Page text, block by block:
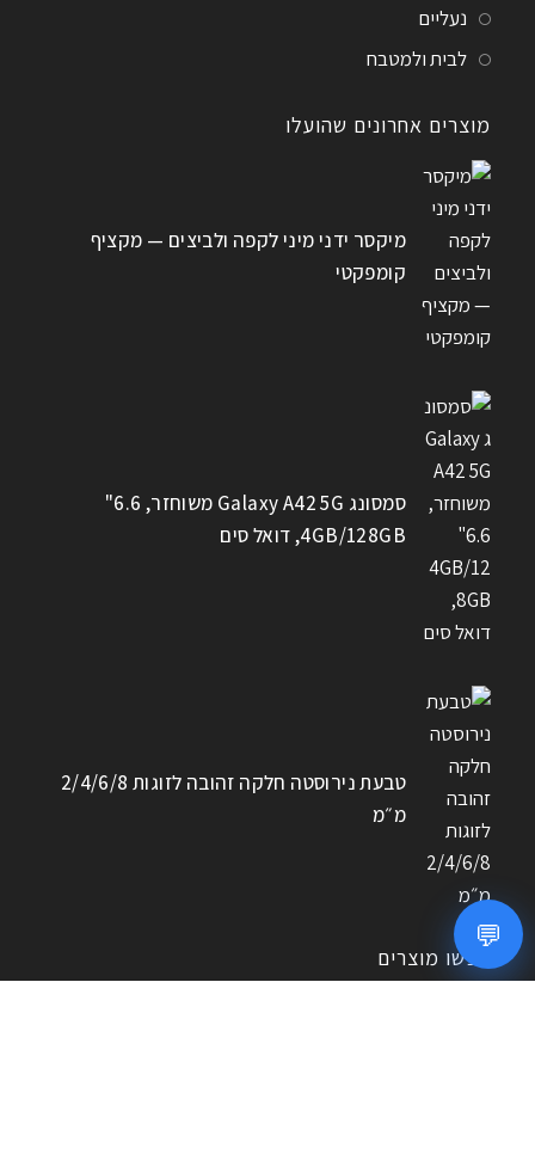
נעליים
לבית ולמטבח
מוצרים אחרונים שהועלו
מיקסר ידני מיני לקפה ולביצים — מקציף
קומפקטי
סמסונג Galaxy A42 5G משוחזר, 6.6"
4GB/128GB, דואל סים
טבעת נירוסטה חלקה זהובה לזוגות 2/4/6/8
מ״מ
חפשו מוצרים
💬